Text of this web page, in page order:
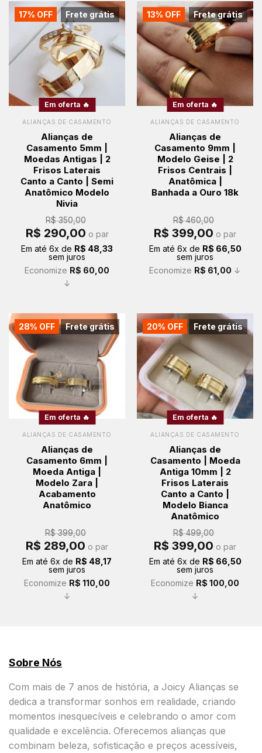
Frete grátis
17% OFF
Em oferta 🔥
ALIANÇAS DE CASAMENTO
Alianças de
Casamento 5mm |
Moedas Antigas | 2
Frisos Laterais
Canto a Canto | Semi
Anatômico Modelo
Nivia
R$350,00
O
preço
era:
R$ 350,00.
R$ 290,00preço
é:
o par
Em até 6x de R$ 48,33
sem juros
Economize R$ 60,00
↓
Frete grátis
13% OFF
Em oferta 🔥
ALIANÇAS DE CASAMENTO
Alianças de
Casamento 9mm |
Modelo Geise | 2
Frisos Centrais |
Anatômica |
Banhada a Ouro 18k
R$460,00
O
preço
era:
R$ 460,00.
R$ 399,00 preço
é:
o par
Em até 6x de R$ 66,50
sem juros
Economize R$ 61,00 ↓
Frete grátis
28% OFF
Em oferta 🔥
ALIANÇAS DE CASAMENTO
Alianças de
Casamento 6mm |
Moeda Antiga |
Modelo Zara |
Acabamento
Anatômico
R$399,00
O
preço
era:
R$ 399,00.
R$ 289,00 preço
é:
o par
Em até 6x de R$ 48,17
sem juros
Economize R$ 110,00
↓
Frete grátis
20% OFF
Em oferta 🔥
ALIANÇAS DE CASAMENTO
Alianças de
Casamento | Moeda
Antiga 10mm | 2
Frisos Laterais
Canto a Canto |
Modelo Bianca
Anatômico
R$499,00
O
preço
era:
R$ 499,00.
R$ 399,00 preço
é:
o par
Em até 6x de R$ 66,50
sem juros
Economize R$ 100,00
↓
Sobre Nós
Com mais de 7 anos de história, a Joicy Alianças se
dedica a transformar sonhos em realidade, criando
momentos inesquecíveis e celebrando o amor com
qualidade e excelência. Oferecemos alianças que
combinam beleza, sofisticação e preços acessíveis,